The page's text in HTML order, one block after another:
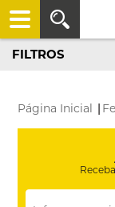
Página Inicial |
FILTROS